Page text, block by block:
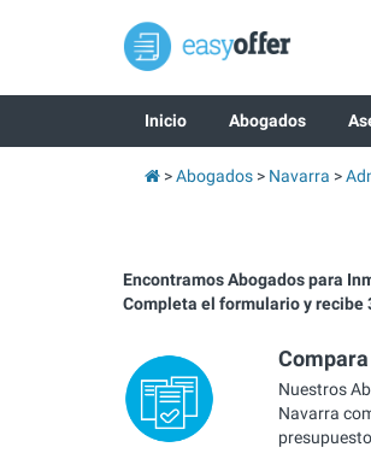
Inicio Abogados
Abogados Navarra
Encontramos Abogados para
Completa el formulario y recibe
Nuestros
Navarra